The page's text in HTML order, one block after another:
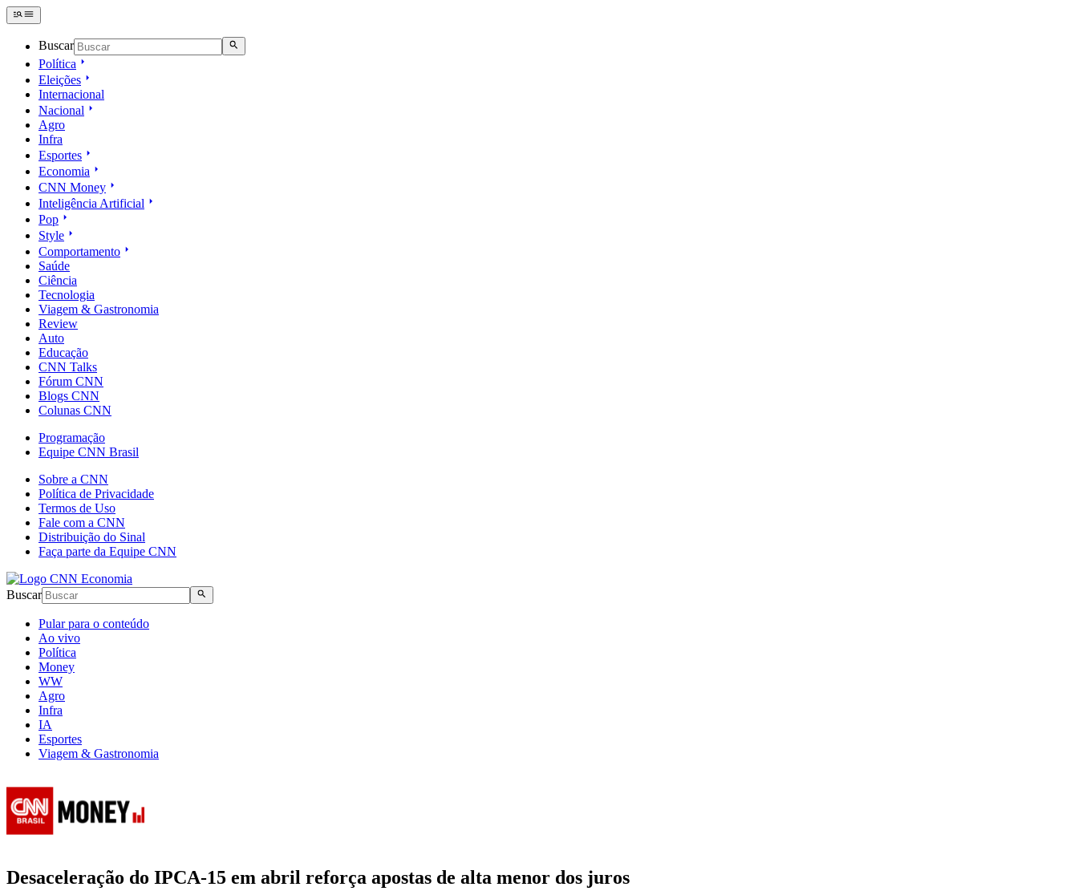
Buscar
Política
Eleições
Internacional
Nacional
Agro
Infra
Esportes
Economia
CNN Money
Inteligência Artificial
Pop
Style
Comportamento
Saúde
Ciência
Tecnologia
Viagem & Gastronomia
Review
Auto
Educação
CNN Talks
Fórum CNN
Blogs CNN
Colunas CNN
Programação
Equipe CNN Brasil
Sobre a CNN
Política de Privacidade
Termos de Uso
Fale com a CNN
Distribuição do Sinal
Faça parte da Equipe CNN
Buscar
Pular para o conteúdo
Ao vivo
Política
Money
WW
Agro
Infra
IA
Esportes
Viagem & Gastronomia
Desaceleração do IPCA-15 em abril reforça apostas de alta menor dos juros